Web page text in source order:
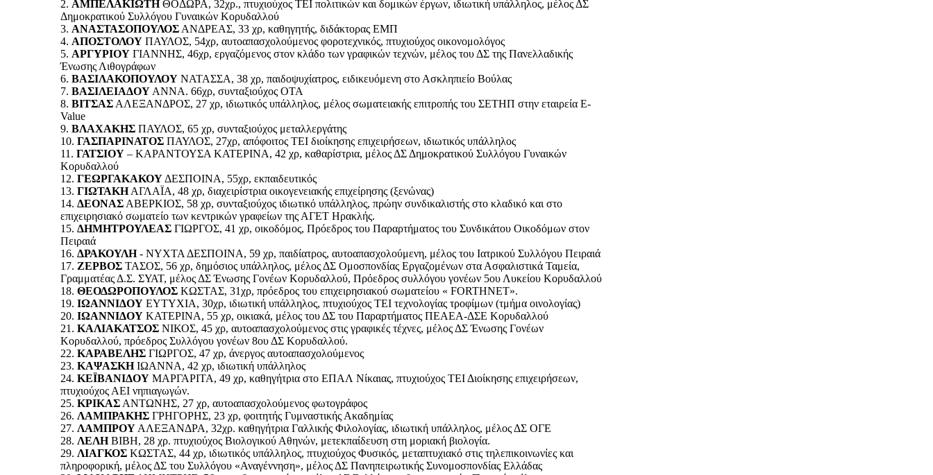
2. ΑΜΠΕΛΑΚΙΩΤΗΘΟΔΩΡΑ, 32χρ., πτυχιούχος ΤΕΙ πολιτικών και δομικών έργων, ιδιωτική υπάλληλος, μέλος ΔΣ
Δημοκρατικού Συλλόγου Γυναικών Κορυδαλλού
3. ΑΝΑΣΤΑΣΟΠΟΥΛΟΣ ΑΝΔΡΕΑΣ, 33 χρ, καθηγητής, διδάκτορας ΕΜΠ
4. ΑΠΟΣΤΟΛΟΥ ΠΑΥΛΟΣ, 54χρ, αυτοαπασχολούμενος φοροτεχνικός, πτυχιούχος οικονομολόγος
5. ΑΡΓΥΡΙΟΥ ΓΙΑΝΝΗΣ, 46χρ, εργαζόμενος στον κλάδο των γραφικών τεχνών, μέλος του ΔΣ της Πανελλαδικής
Ένωσης Λιθογράφων
6. ΒΑΣΙΛΑΚΟΠΟΥΛΟΥ ΝΑΤΑΣΣΑ, 38 χρ, παιδοψυχίατρος, ειδικευόμενη στο Ασκληπιείο Βούλας
7. ΒΑΣΙΛΕΙΑΔΟΥ ΑΝΝΑ. 66χρ, συνταξιούχος ΟΤΑ
8. ΒΙΤΣΑΣ ΑΛΕΞΑΝΔΡΟΣ, 27 χρ, ιδιωτικός υπάλληλος, μέλος σωματειακής επιτροπής του ΣΕΤΗΠ στην εταιρεία E-
Value
9. ΒΛΑΧΑΚΗΣ ΠΑΥΛΟΣ, 65 χρ, συνταξιούχος μεταλλεργάτης
10. ΓΑΣΠΑΡΙΝΑΤΟΣ ΠΑΥΛΟΣ, 27χρ, απόφοιτος ΤΕΙ διοίκησης επιχειρήσεων, ιδιωτικός υπάλληλος
11. ΓΑΤΣΙΟΥ – ΚΑΡΑΝΤΟΥΣΑ ΚΑΤΕΡΙΝΑ, 42 χρ, καθαρίστρια, μέλος ΔΣ Δημοκρατικού Συλλόγου Γυναικών
Κορυδαλλού
12. ΓΕΩΡΓΑΚΑΚΟΥ ΔΕΣΠΟΙΝΑ, 55χρ, εκπαιδευτικός
13. ΓΙΩΤΑΚΗΑΓΛΑΪΑ, 48 χρ, διαχειρίστρια οικογενειακής επιχείρησης (ξενώνας)
14. ΔΕΟΝΑΣ ΑΒΕΡΚΙΟΣ, 58 χρ, συνταξιούχος ιδιωτικό υπάλληλος, πρώην συνδικαλιστής στο κλαδικό και στο
επιχειρησιακό σωματείο των κεντρικών γραφείων της ΑΓΕΤ Ηρακλής.
15. ΔΗΜΗΤΡΟΥΛΕΑΣ ΓΙΩΡΓΟΣ, 41 χρ, οικοδόμος, Πρόεδρος του Παραρτήματος του Συνδικάτου Οικοδόμων στον
Πειραιά
16. ΔΡΑΚΟΥΛΗ- ΝΥΧΤΑ ΔΕΣΠΟΙΝΑ, 59 χρ, παιδίατρος, αυτοαπασχολούμενη, μέλος του Ιατρικού Συλλόγου Πειραιά
17. ΖΕΡΒΟΣ ΤΑΣΟΣ, 56 χρ, δημόσιος υπάλληλος, μέλος ΔΣ Ομοσπονδίας Εργαζομένων στα Ασφαλιστικά Ταμεία,
Γραμματέας Δ.Σ. ΣΥΑΤ, μέλος ΔΣ Ένωσης Γονέων Κορυδαλλού, Πρόεδρος συλλόγου γονέων 5ου Λυκείου Κορυδαλλού
18. ΘΕΟΔΩΡΟΠΟΥΛΟΣ ΚΩΣΤΑΣ, 31χρ, πρόεδρος του επιχειρησιακού σωματείου « FORTHNET».
19. ΙΩΑΝΝΙΔΟΥ ΕΥΤΥΧΙΑ, 30χρ, ιδιωτική υπάλληλος, πτυχιούχος ΤΕΙ τεχνολογίας τροφίμων (τμήμα οινολογίας)
20. ΙΩΑΝΝΙΔΟΥ ΚΑΤΕΡΙΝΑ, 55 χρ, οικιακά, μέλος του ΔΣ του Παραρτήματος ΠΕΑΕΑ-ΔΣΕ Κορυδαλλού
21. ΚΑΛΙΑΚΑΤΣΟΣ ΝΙΚΟΣ, 45 χρ, αυτοαπασχολούμενος στις γραφικές τέχνες, μέλος ΔΣ Ένωσης Γονέων
Κορυδαλλού, πρόεδρος Συλλόγου γονέων 8ου ΔΣ Κορυδαλλού.
22. ΚΑΡΑΒΕΛΗΣ ΓΙΩΡΓΟΣ, 47 χρ, άνεργος αυτοαπασχολούμενος
23. ΚΑΨΑΣΚΗΙΩΑΝΝΑ, 42 χρ, ιδιωτική υπάλληλος
24. ΚΕΪΒΑΝΙΔΟΥ ΜΑΡΓΑΡΙΤΑ, 49 χρ, καθηγήτρια στο ΕΠΑΛ Νίκαιας, πτυχιούχος ΤΕΙ Διοίκησης επιχειρήσεων,
πτυχιούχος ΑΕΙ νηπιαγωγών.
25. ΚΡΙΚΑΣ ΑΝΤΩΝΗΣ, 27 χρ, αυτοαπασχολούμενος φωτογράφος
26. ΛΑΜΠΡΑΚΗΣ ΓΡΗΓΟΡΗΣ, 23 χρ, φοιτητής Γυμναστικής Ακαδημίας
27. ΛΑΜΠΡΟΥ ΑΛΕΞΑΝΔΡΑ, 32χρ. καθηγήτρια Γαλλικής Φιλολογίας, ιδιωτική υπάλληλος, μέλος ΔΣ ΟΓΕ
28. ΛΕΛΗΒΙΒΗ, 28 χρ. πτυχιούχος Βιολογικού Αθηνών, μετεκπαίδευση στη μοριακή βιολογία.
29. ΛΙΑΓΚΟΣ ΚΩΣΤΑΣ, 44 χρ, ιδιωτικός υπάλληλος, πτυχιούχος Φυσικός, μεταπτυχιακό στις τηλεπικοινωνίες και
πληροφορική, μέλος ΔΣ του Συλλόγου «Αναγέννηση», μέλος ΔΣ Πανηπειρωτικής Συνομοσπονδίας Ελλάδας